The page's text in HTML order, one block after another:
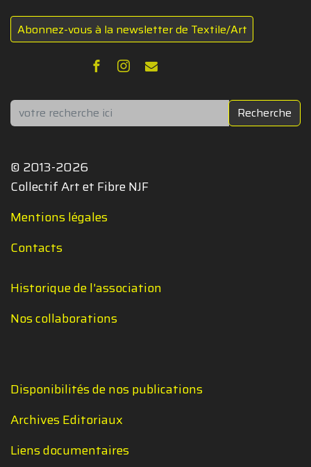
Abonnez-vous à la newsletter de Textile/Art
Rechercher Recherche
© 2013-2026
Collectif Art et Fibre NJF
Mentions légales
Contacts
Historique de l'association
Nos collaborations
Disponibilités de nos publications
Archives Editoriaux
Liens documentaires